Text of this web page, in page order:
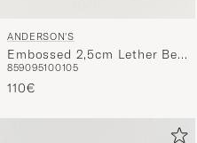
ANDERSON'S
Embossed 2,5cm Lether Belt
Black
859095100105
110€